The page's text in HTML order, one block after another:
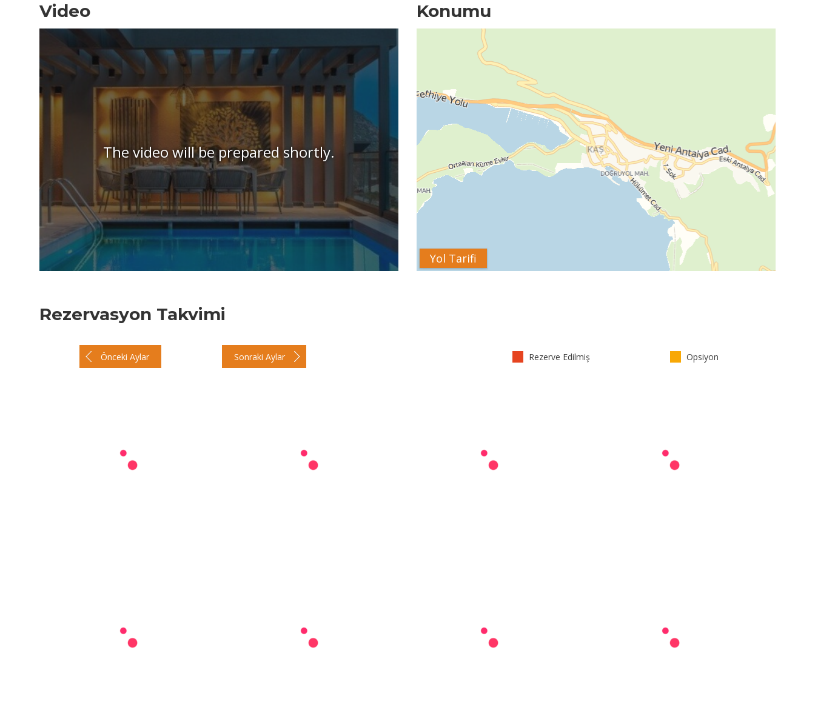
Video
The video will be prepared shortly.
Konumu
Yol Tarifi
Rezervasyon Takvimi
Önceki Aylar Sonraki Aylar Rezerve Edilmiş Opsiyon